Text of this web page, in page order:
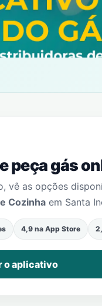
peça gás
vê as opções
Cozinha em Santa
4,9 na App Store
o aplicativo